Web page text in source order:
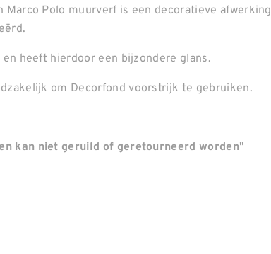
Polo muurverf is een decoratieve afwerking
heeft hierdoor een bijzondere glans.
om Decorfond voorstrijk te gebruiken.
kan niet geruild of geretourneerd worden"